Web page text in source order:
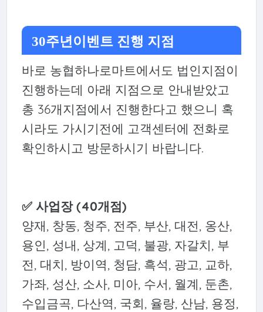
30주년이벤트 진행 지점
바로 농협하나로마트에서도 법인지점이
진행하는데 아래 지점으로 안내받았고
총 36개지점에서 진행한다고 했으니 혹
시라도 가시기전에 고객센터에 전화로
확인하시고 방문하시기 바랍니다.
✅ 사업장 (40개점)
양재, 창동, 청주, 전주, 부산, 대전, 옹산,
용인, 성내, 상계, 고덕, 불광, 자갈치, 부
전, 대치, 방이역, 청담, 흑석, 광고, 교하,
가좌, 성산, 소사, 미아, 수서, 월계, 둔촌,
수입금곡, 다산역, 국회, 율랑, 산남, 용정,